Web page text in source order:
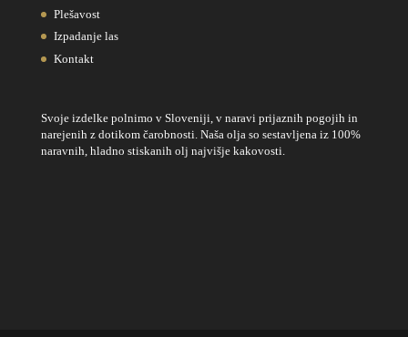
Plešavost
Izpadanje las
Kontakt
Svoje izdelke polnimo v Sloveniji, v naravi prijaznih pogojih in
narejenih z dotikom čarobnosti. Naša olja so sestavljena iz 100%
naravnih, hladno stiskanih olj najvišje kakovosti.